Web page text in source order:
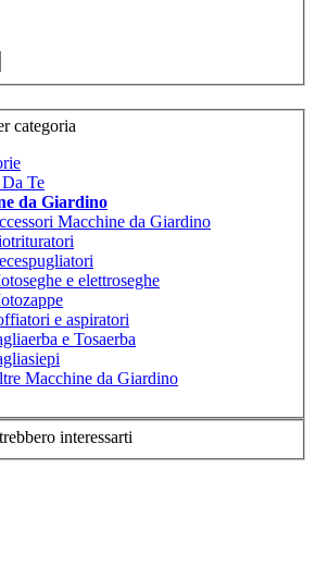
categoria
Te
da Giardino
Macchine da Giardino
e elettroseghe
e aspiratori
e Tosaerba
Macchine da Giardino
interessarti